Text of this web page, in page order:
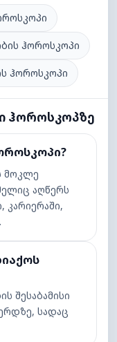
ჰოროსკოპი
ჰოროსკოპი
ჰოროსკოპზე
მოკლე
აღწერს
კარიერაში,
შესაბამისი
სადაც